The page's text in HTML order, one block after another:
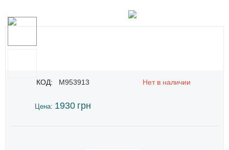
КОД: M953913 Нет в наличии
Цена: 1930 грн